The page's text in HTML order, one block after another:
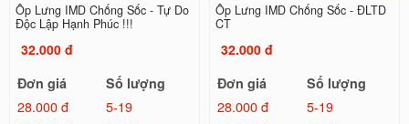
Ốp Lưng IMD Chống Sốc - Tự Do
Độc Lập Hạnh Phúc !!!
32.000 đ
Đơn giá
Số lượng
28.000 đ
5-19
Ốp Lưng IMD Chống Sốc - ĐLTD
CT
32.000 đ
Đơn giá
Số lượng
28.000 đ
5-19